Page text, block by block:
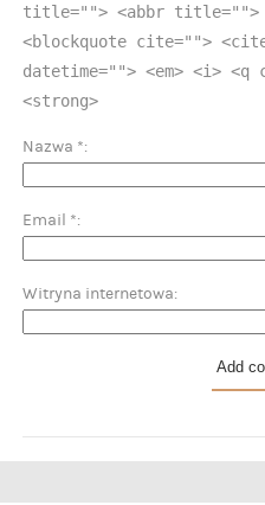
title=""> <abbr title="">
<blockquote cite="">
datetime=""> <em> <i>
<strong>
Nazwa *
Email *
Witryna internetowa